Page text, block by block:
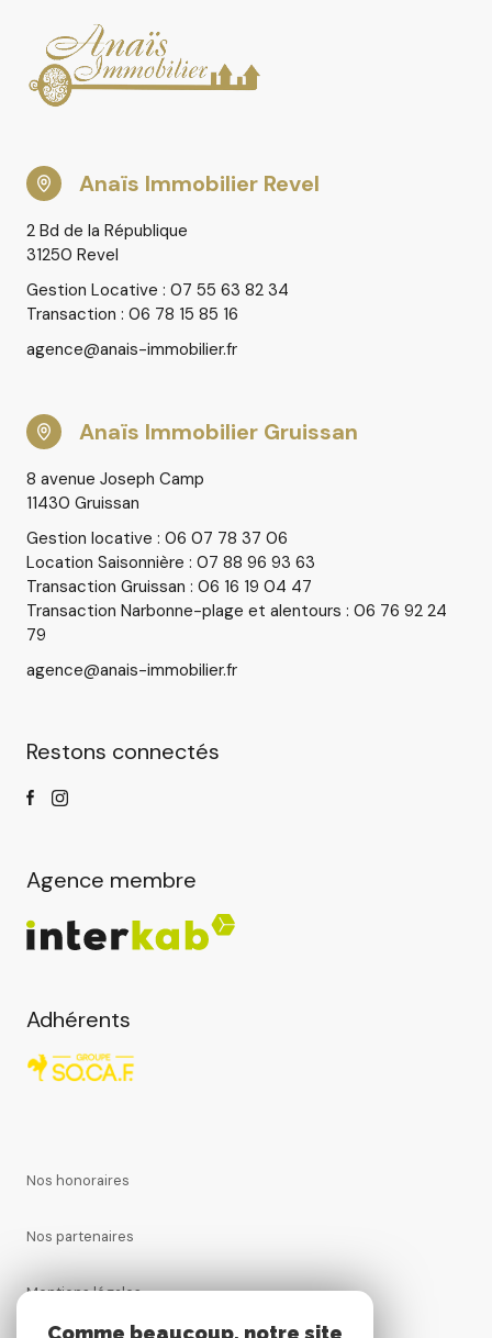
Anaïs Immobilier Revel
2 Bd de la République
31250 Revel
Gestion Locative : 07 55 63 82 34
Transaction : 06 78 15 85 16
agence@anais-immobilier.fr
Anaïs Immobilier Gruissan
8 avenue Joseph Camp
11430 Gruissan
Gestion locative : 06 07 78 37 06
Location Saisonnière : 07 88 96 93 63
Transaction Gruissan : 06 16 19 04 47
Transaction Narbonne-plage et alentours : 06 76 92 24
79
agence@anais-immobilier.fr
Restons connectés
Agence membre
Adhérents
Nos honoraires
Nos partenaires
Mentions légales
Comme beaucoup, notre site